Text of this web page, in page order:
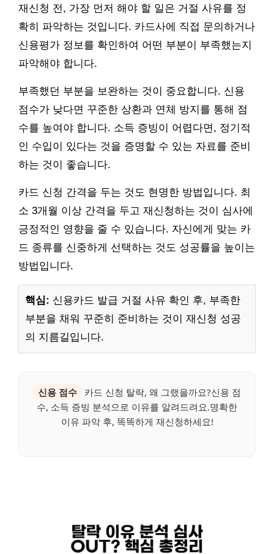
재신청 전, 가장 먼저 해야 할 일은 거절 사유를 정
확히 파악하는 것입니다. 카드사에 직접 문의하거나
신용평가 정보를 확인하여 어떤 부분이 부족했는지
파악해야 합니다.
부족했던 부분을 보완하는 것이 중요합니다. 신용
점수가 낮다면 꾸준한 상환과 연체 방지를 통해 점
수를 높여야 합니다. 소득 증빙이 어렵다면, 정기적
인 수입이 있다는 것을 증명할 수 있는 자료를 준비
하는 것이 좋습니다.
카드 신청 간격을 두는 것도 현명한 방법입니다. 최
소 3개월 이상 간격을 두고 재신청하는 것이 심사에
긍정적인 영향을 줄 수 있습니다. 자신에게 맞는 카
드 종류를 신중하게 선택하는 것도 성공률을 높이는
방법입니다.
핵심: 신용카드 발급 거절 사유 확인 후, 부족한
부분을 채워 꾸준히 준비하는 것이 재신청 성공
의 지름길입니다.
신용 점수
카드 신청 탈락, 왜 그랬을까요?신용 점
수, 소득 증빙 분석으로 이유를 알려드려요.명확한
이유 파악 후, 똑똑하게 재신청하세요!